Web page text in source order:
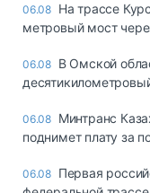
06.08 На трассе
метровый мост
06.08 В Омской
06.08 Минтранс
поднимет плату за
06.08 Первая